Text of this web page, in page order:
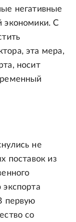
негативные
экономики. С
эта мера,
носит
не
поставок из
экспорта
первую
со